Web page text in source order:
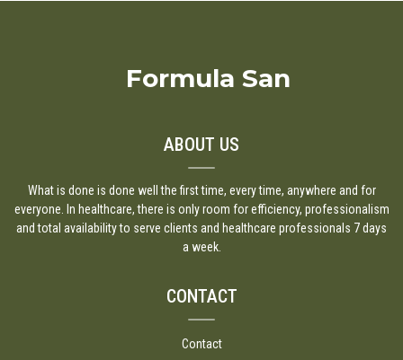
Formula San
ABOUT US
What is done is done well the first time, every time, anywhere and for
everyone. In healthcare, there is only room for efficiency, professionalism
and total availability to serve clients and healthcare professionals 7 days
a week.
CONTACT
Contact